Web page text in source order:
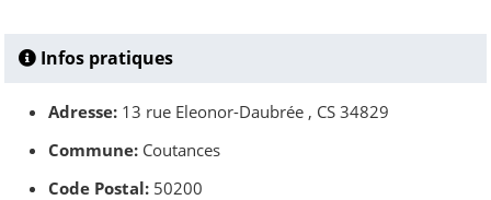
Infos pratiques
Adresse: 13 rue Eleonor-Daubrée , CS 34829
Commune: Coutances
Code Postal: 50200